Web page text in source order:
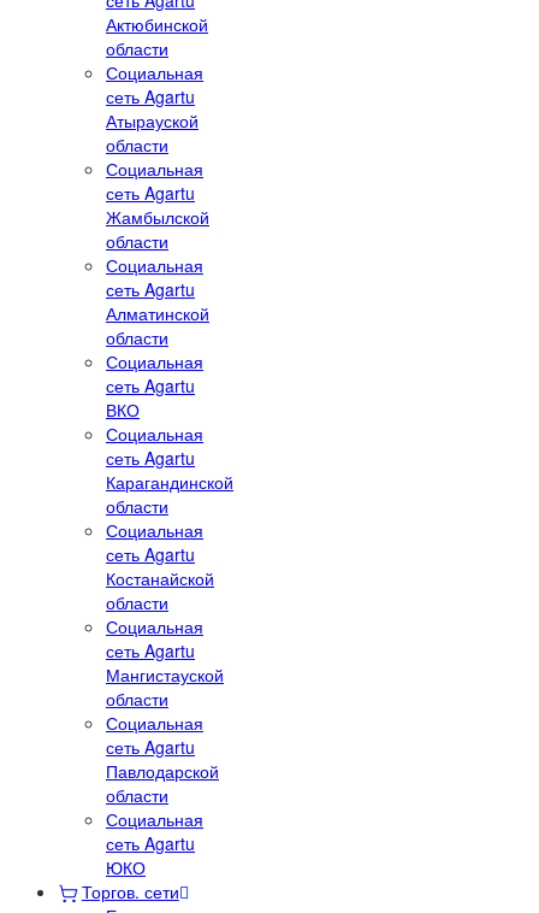
Актюбинской
области
Социальная
сеть Agartu
Атырауской
области
Социальная
сеть Agartu
Жамбылской
области
Социальная
сеть Agartu
Алматинской
области
Социальная
сеть Agartu
ВКО
Социальная
сеть Agartu
Карагандинской
области
Социальная
сеть Agartu
Костанайской
области
Социальная
сеть Agartu
Мангистауской
области
Социальная
сеть Agartu
Павлодарской
области
Социальная
сеть Agartu
ЮКО
Торгов. сети